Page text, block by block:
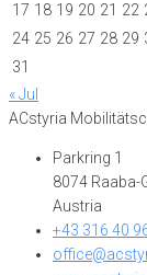
17 18 19 20 21 22
24 25 26 27 28 29
31
« Jul
ACstyria
Parkring 1
8074 Raaba-
Austria
+43 316 40